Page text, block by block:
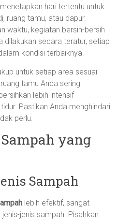
hari tertentu untuk
ruang tamu, atau dapur.
waktu, kegiatan bersih-bersih
dilakukan secara teratur, setiap
kondisi terbaiknya.
untuk setiap area sesuai
tamu Anda sering
lebih intensif
Pastikan Anda menghindari
perlu.
yang
Sampah
lebih efektif, sangat
jenis sampah. Pisahkan